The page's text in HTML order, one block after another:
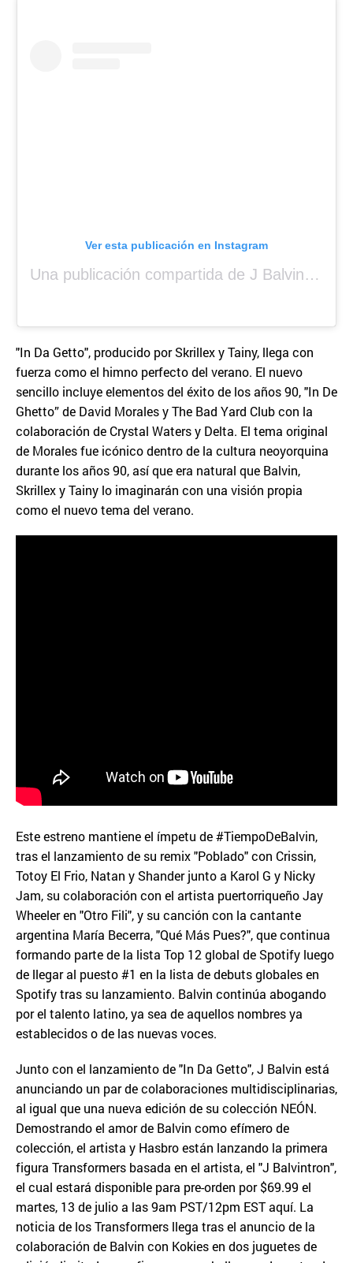
Ver esta publicación en Instagram
Una publicación compartida de J Balvin (@jbalvin)
"In Da Getto", producido por Skrillex y Tainy, llega con
fuerza como el himno perfecto del verano. El nuevo
sencillo incluye elementos del éxito de los años 90, "In De
Ghetto” de David Morales y The Bad Yard Club con la
colaboración de Crystal Waters y Delta. El tema original
de Morales fue icónico dentro de la cultura neoyorquina
durante los años 90, así que era natural que Balvin,
Skrillex y Tainy lo imaginarán con una visión propia
como el nuevo tema del verano.
Este estreno mantiene el ímpetu de #TiempoDeBalvin,
tras el lanzamiento de su remix "Poblado" con Crissin,
Totoy El Frio, Natan y Shander junto a Karol G y Nicky
Jam, su colaboración con el artista puertorriqueño Jay
Wheeler en "Otro Fili", y su canción con la cantante
argentina María Becerra, "Qué Más Pues?", que continua
formando parte de la lista Top 12 global de Spotify luego
de llegar al puesto #1 en la lista de debuts globales en
Spotify tras su lanzamiento. Balvin continúa abogando
por el talento latino, ya sea de aquellos nombres ya
establecidos o de las nuevas voces.
Junto con el lanzamiento de "In Da Getto", J Balvin está
anunciando un par de colaboraciones multidisciplinarias,
al igual que una nueva edición de su colección NEÓN.
Demostrando el amor de Balvin como efímero de
colección, el artista y Hasbro están lanzando la primera
figura Transformers basada en el artista, el "J Balvintron",
el cual estará disponible para pre-orden por $69.99 el
martes, 13 de julio a las 9am PST/12pm EST aquí. La
noticia de los Transformers llega tras el anuncio de la
colaboración de Balvin con Kokies en dos juguetes de